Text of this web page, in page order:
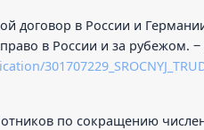
договор в России и
в России и за рубежом. ‒
по сокращению